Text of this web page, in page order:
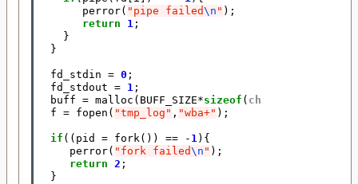
perror( "pipe failed\n " );
return
1 ;
}
}
fd_stdin = 0 ;
fd_stdout
= 1 ;
buff
= malloc ( BUFF_SIZE*sizeof ( char
f
= fopen ( "tmp_log" , "wba+" );
if (( pid = fork()) == - 1){
perror( "fork failed\n " );
return
2 ;
}